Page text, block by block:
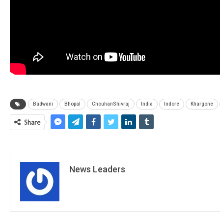
Badwani Bhopal ChouhanShivraj India Indore Khargone
Share
News Leaders